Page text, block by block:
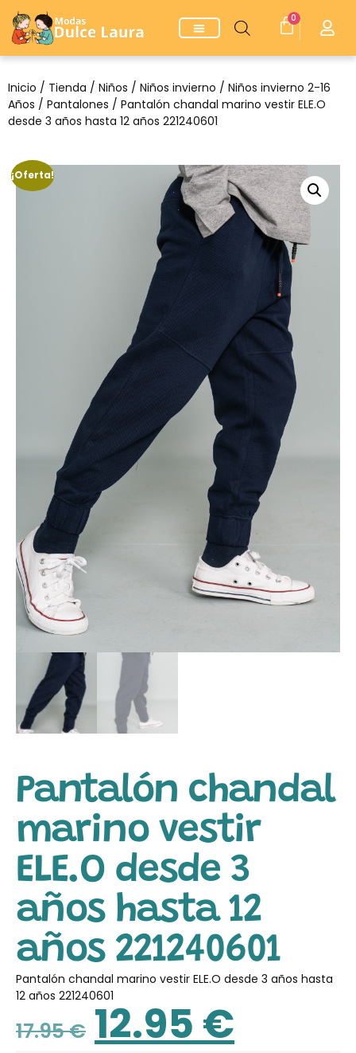
0
Inicio / Tienda / Niños / Niños invierno / Niños invierno 2-16
Años / Pantalones / Pantalón chandal marino vestir ELE.O
desde 3 años hasta 12 años 221240601
¡Oferta!
Pantalón chandal
marino vestir
ELE.O desde 3
años hasta 12
años 221240601
Pantalón chandal marino vestir ELE.O desde 3 años hasta
12 años 221240601
17.95€ 12.95 €